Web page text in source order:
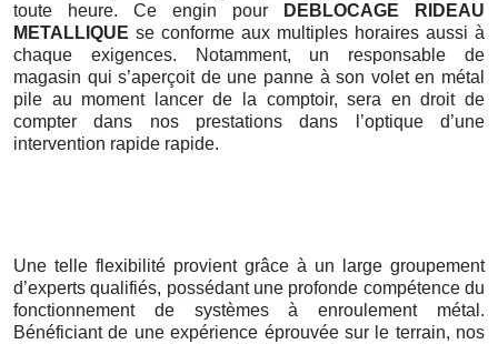
toute heure. Ce engin pour
DEBLOCAGE RIDEAU
METALLIQUE se conforme aux multiples horaires aussi à
chaque exigences. Notamment, un responsable de
magasin qui s’aperçoit de une panne à son volet en métal
pile au moment lancer de la comptoir, sera en droit de
compter dans nos prestations dans l’optique d’une
intervention rapide rapide.
Une telle flexibilité provient grâce à un large groupement
d’experts qualifiés, possédant une profonde compétence du
fonctionnement de systèmes à enroulement métal.
Bénéficiant de une expérience éprouvée sur le terrain, nos